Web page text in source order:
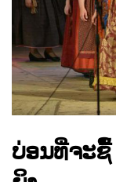
ບ່ອນທີ່ຈະຊື້